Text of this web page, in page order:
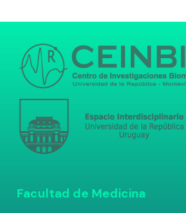
Facultad de Medicina